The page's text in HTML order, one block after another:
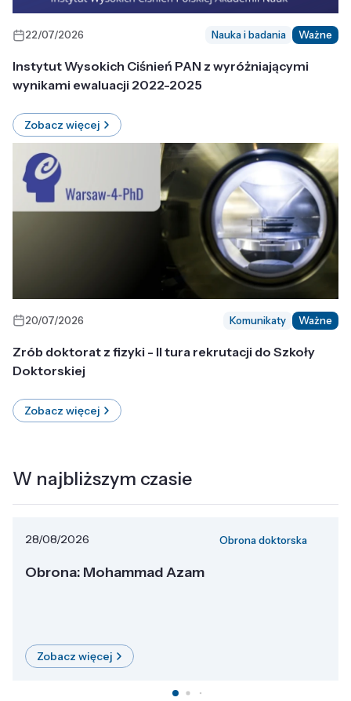
22/07/2026 Nauka i badania Ważne
Instytut Wysokich Ciśnień PAN z wyróżniającymi
wynikami ewaluacji 2022-2025
Zobacz więcej
20/07/2026 Komunikaty Ważne
Zrób doktorat z fizyki - II tura rekrutacji do Szkoły
Doktorskiej
Zobacz więcej
W najbliższym czasie
28/08/2026 Obrona doktorska
Obrona: Mohammad Azam
Zobacz więcej